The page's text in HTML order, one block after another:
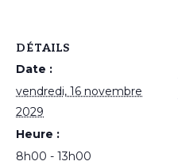
DÉTAILS
Date :
vendredi, 16 novembre
2029
Heure :
8h00 - 13h00